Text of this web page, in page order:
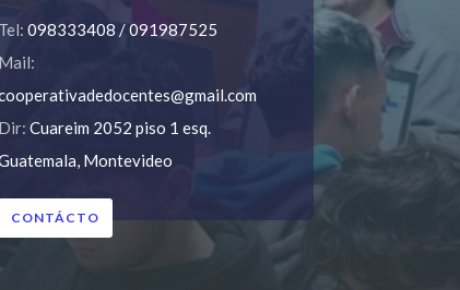
Tel: 098333408 / 091987525
Mail:
Dir: Cuareim 2052 piso 1 esq.
Montevideo
CONTÁCTO